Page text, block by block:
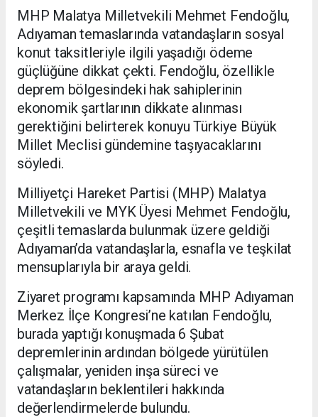
MHP Malatya Milletvekili Mehmet Fendoğlu,
Adıyaman temaslarında vatandaşların sosyal
konut taksitleriyle ilgili yaşadığı ödeme
güçlüğüne dikkat çekti. Fendoğlu, özellikle
deprem bölgesindeki hak sahiplerinin
ekonomik şartlarının dikkate alınması
gerektiğini belirterek konuyu Türkiye Büyük
Millet Meclisi gündemine taşıyacaklarını
söyledi.
Milliyetçi Hareket Partisi (MHP) Malatya
Milletvekili ve MYK Üyesi Mehmet Fendoğlu,
çeşitli temaslarda bulunmak üzere geldiği
Adıyaman’da vatandaşlarla, esnafla ve teşkilat
mensuplarıyla bir araya geldi.
Ziyaret programı kapsamında MHP Adıyaman
Merkez İlçe Kongresi’ne katılan Fendoğlu,
burada yaptığı konuşmada 6 Şubat
depremlerinin ardından bölgede yürütülen
çalışmalar, yeniden inşa süreci ve
vatandaşların beklentileri hakkında
değerlendirmelerde bulundu.